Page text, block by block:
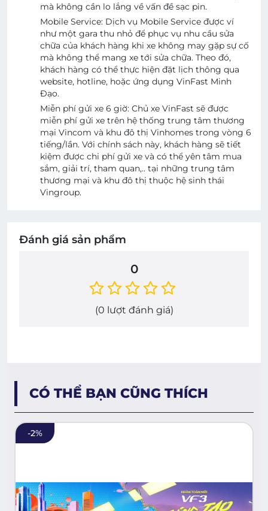
mà không cần lo lắng về vấn đề sạc pin.
Mobile Service: Dịch vụ Mobile Service được ví
như một gara thu nhỏ để phục vụ nhu cầu sửa
chữa của khách hàng khi xe không may gặp sự cố
mà không thể mang xe tới sửa chữa. Theo đó,
khách hàng có thể thực hiện đặt lịch thông qua
website, hotline, hoặc ứng dụng VinFast Minh
Đạo.
Miễn phí gửi xe 6 giờ: Chủ xe VinFast sẽ được
miễn phí gửi xe trên hệ thống trung tâm thương
mại Vincom và khu đô thị Vinhomes trong vòng 6
tiếng/lần. Với chính sách này, khách hàng sẽ tiết
kiệm được chi phí gửi xe và có thể yên tâm mua
sắm, giải trí, tham quan,.. tại những trung tâm
thương mại và khu đô thị thuộc hệ sinh thái
Vingroup.
Đánh giá sản phẩm
0
(0 lượt đánh giá)
CÓ THỂ BẠN CŨNG THÍCH
-2%